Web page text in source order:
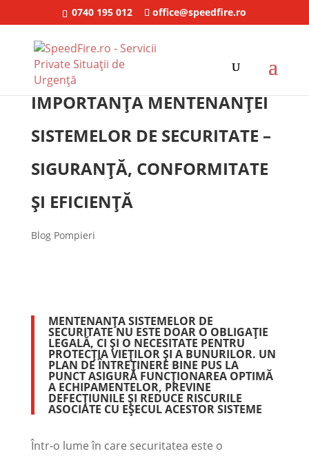
0740 195 012 office@speedfire.ro
IMPORTANȚA MENTENANȚEI
SISTEMELOR DE SECURITATE –
SIGURANȚĂ, CONFORMITATE
ȘI EFICIENȚĂ
Blog Pompieri
MENTENANȚA SISTEMELOR DE
SECURITATE NU ESTE DOAR O OBLIGAȚIE
LEGALĂ, CI ȘI O NECESITATE PENTRU
PROTECȚIA VIEȚILOR ȘI A BUNURILOR. UN
PLAN DE ÎNTREȚINERE BINE PUS LA
PUNCT ASIGURĂ FUNCȚIONAREA OPTIMĂ
A ECHIPAMENTELOR, PREVINE
DEFECȚIUNILE ȘI REDUCE RISCURILE
ASOCIATE CU EȘECUL ACESTOR SISTEME
Într-o lume în care securitatea este o